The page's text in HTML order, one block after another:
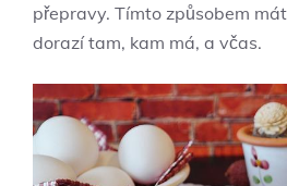
přepravy. Tímto způsobem
dorazí tam, kam má, a včas.